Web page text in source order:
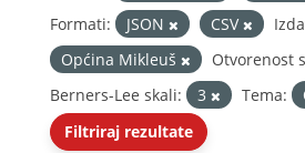
Formati:
JSON CSV
Općina Mikleuš
Otvorenost
Berners-Lee skali:
3 Tema:
Filtriraj rezultate